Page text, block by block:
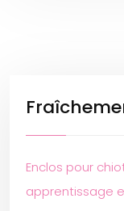
Enclos pour
apprentissage